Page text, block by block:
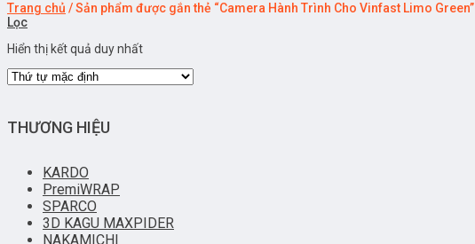
Trang chủ /Sản phẩm được gắn thẻ “Camera Hành Trình Cho Vinfast Limo Green”
Lọc
Hiển thị kết quả duy nhất
THƯƠNG HIỆU
KARDO
PremiWRAP
SPARCO
3D KAGU MAXPIDER
NAKAMICHI